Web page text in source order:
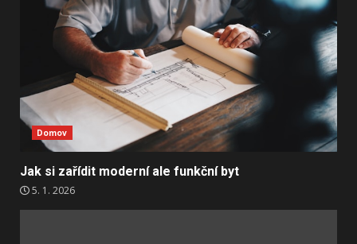
Domov
Jak si zařídit moderní ale funkční byt
5. 1. 2026